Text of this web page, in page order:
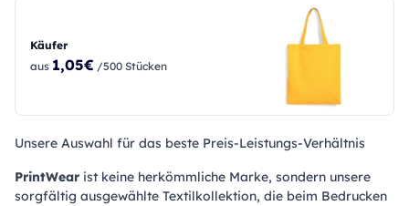
Käufer
aus 1,05€ /500 Stücken
Unsere Auswahl für das beste Preis-Leistungs-Verhältnis
PrintWear ist keine herkömmliche Marke, sondern unsere
sorgfältig ausgewählte Textilkollektion, die beim Bedrucken